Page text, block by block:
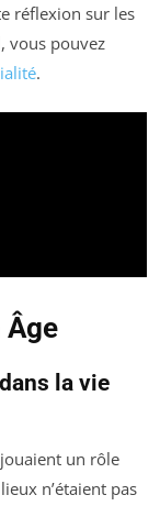
réflexion sur les
vous pouvez
.
Âge
la vie
un rôle
n’étaient pas